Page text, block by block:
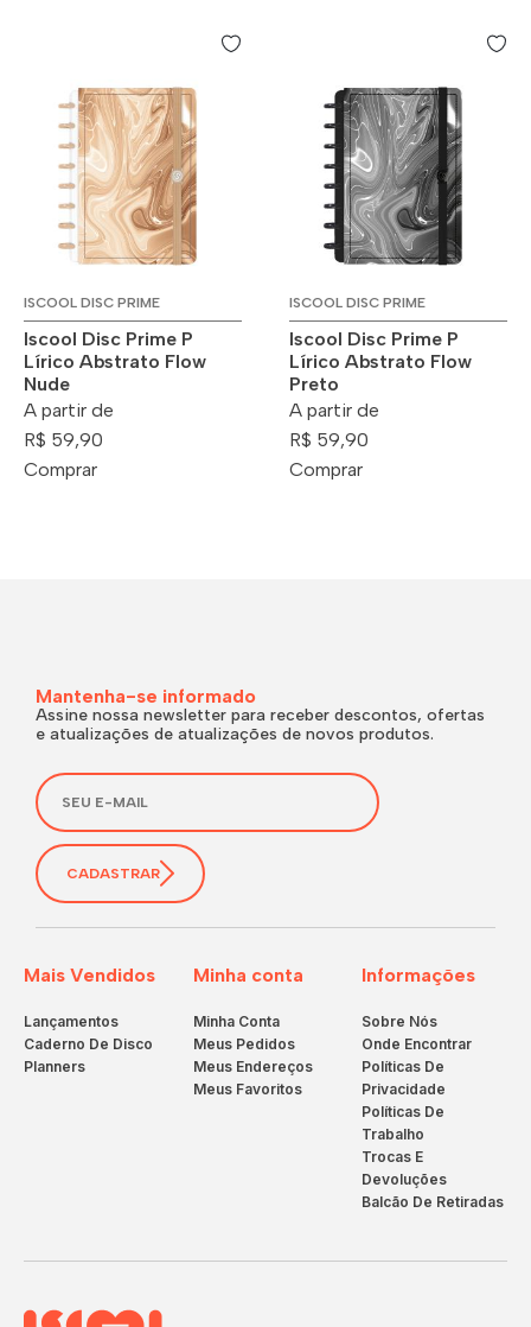
ISCOOL DISC PRIME
Iscool Disc Prime P
Lírico Abstrato Flow
Nude
A partir de
R$ 59,90
Comprar
ISCOOL DISC PRIME
Iscool Disc Prime P
Lírico Abstrato Flow
Preto
A partir de
R$ 59,90
Comprar
Mais Vendidos
Lançamentos
Caderno De Disco
Planners
Minha conta
Minha Conta
Meus Pedidos
Meus Endereços
Meus Favoritos
Informações
Sobre Nós
Onde Encontrar
Políticas De
Privacidade
Políticas De
Trabalho
Trocas E
Devoluções
Balcão De Retiradas
Mantenha-se informado
Assine nossa newsletter para receber descontos, ofertas
e atualizações de atualizações de novos produtos.
CADASTRAR